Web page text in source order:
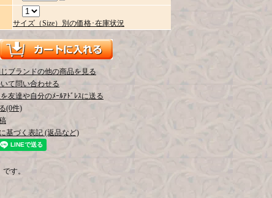
サイズ（Size）別の価格･在庫状況
ブランドの他の商品を見る
て問い合わせる
友達や自分のﾒｰﾙｱﾄﾞﾚｽに送る
(0件)
基づく表記 (返品など)
す。